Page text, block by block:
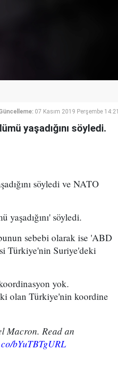
07 Kasım 2019 Perşembe 14:21
yaşadığını söyledi.
söyledi ve NATO
söyledi.
sebebi olarak ise 'ABD
Türkiye'nin Suriye'deki
yok.
olan Türkiye'nin koordine
Macron. Read an
bYuTBTgURL